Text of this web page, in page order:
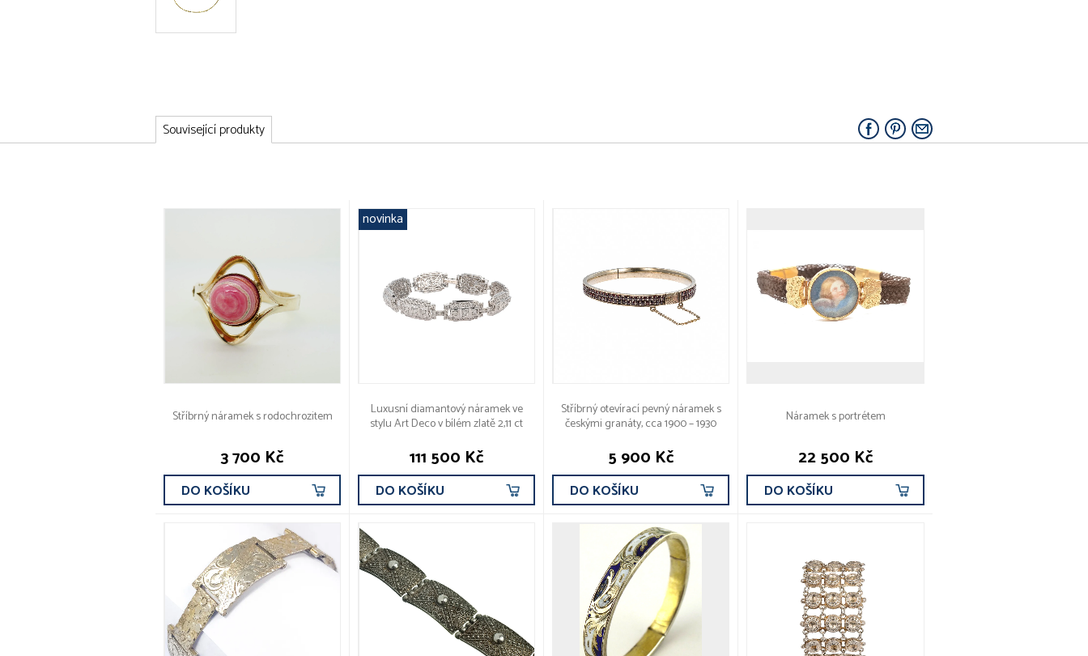
Související produkty
Stříbrný náramek s rodochrozitem
3 700 Kč
DO KOŠÍKU
novinka
Luxusní diamantový náramek ve
stylu Art Deco v bílém zlatě 2,11 ct
111 500 Kč
DO KOŠÍKU
Stříbrný otevírací pevný náramek s
českými granáty, cca 1900 – 1930
5 900 Kč
DO KOŠÍKU
Náramek s portrétem
22 500 Kč
DO KOŠÍKU